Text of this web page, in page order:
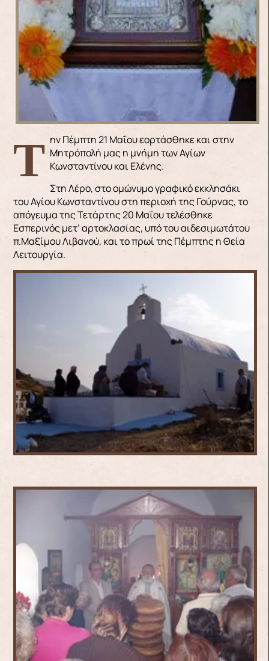
Την Πέμπτη 21 Μαΐου εορτάσθηκε και στην Μητρόπολή μας η μνήμη των Αγίων
Κωνσταντίνου και Ελένης.
Στη Λέρο, στο ομώνυμο γραφικό εκκλησάκι
του Αγίου Κωνσταντίνου στη περιοχή της Γούρνας, το
απόγευμα της Τετάρτης 20 Μαΐου τελέσθηκε
Εσπερινός μετ’ αρτοκλασίας, υπό του αιδεσιμωτάτου
π.Μαξίμου Λιβανού, και το πρωί της Πέμπτης η Θεία
Λειτουργία.